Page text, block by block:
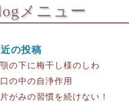
メニュー
の投稿
顎の下に梅干し様のしわ
口の中の自浄作用
片がみの習慣を続けない！